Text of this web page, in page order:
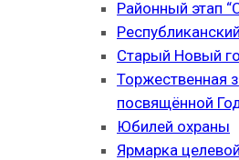
Районный этап
Старый Новый
Торжественная
посвящённой
Юбилей охраны
Ярмарка